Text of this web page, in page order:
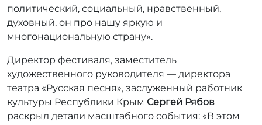
политический, социальный, нравственный,
духовный, он про нашу яркую и
многонациональную страну».
Директор фестиваля, заместитель
художественного руководителя — директора
театра «Русская песня», заслуженный работник
культуры Республики Крым Сергей Рябов
раскрыл детали масштабного события: «В этом